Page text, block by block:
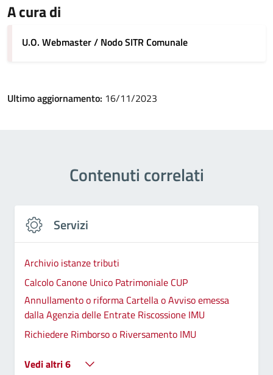
A cura di
U.O. Webmaster / Nodo SITR Comunale
Ultimo aggiornamento: 16/11/2023
Contenuti correlati
Servizi
Archivio istanze tributi
Calcolo Canone Unico Patrimoniale CUP
Annullamento o riforma Cartella o Avviso emessa
dalla Agenzia delle Entrate Riscossione IMU
Richiedere Rimborso o Riversamento IMU
Vedi altri 6